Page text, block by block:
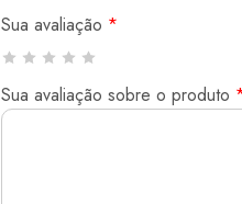
Sua avaliação *
Sua avaliação sobre o produto